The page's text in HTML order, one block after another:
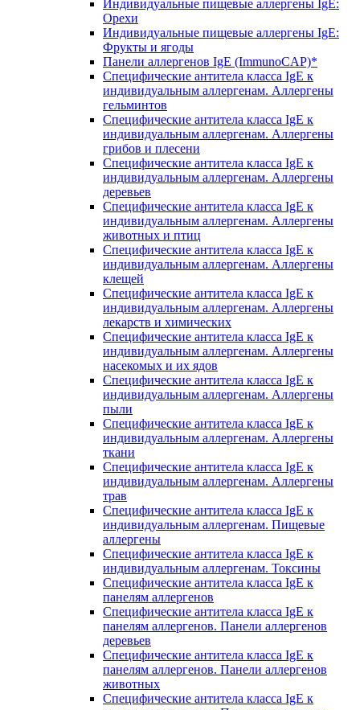
Индивидуальные пищевые аллергены IgE:
Орехи
Индивидуальные пищевые аллергены IgE:
Фрукты и ягоды
Панели аллергенов IgE (ImmunoCAP)*
Специфические антитела класса IgE к
индивидуальным аллергенам. Аллергены
гельминтов
Специфические антитела класса IgE к
индивидуальным аллергенам. Аллергены
грибов и плесени
Специфические антитела класса IgE к
индивидуальным аллергенам. Аллергены
деревьев
Специфические антитела класса IgE к
индивидуальным аллергенам. Аллергены
животных и птиц
Специфические антитела класса IgE к
индивидуальным аллергенам. Аллергены
клещей
Специфические антитела класса IgE к
индивидуальным аллергенам. Аллергены
лекарств и химических
Специфические антитела класса IgE к
индивидуальным аллергенам. Аллергены
насекомых и их ядов
Специфические антитела класса IgE к
индивидуальным аллергенам. Аллергены
пыли
Специфические антитела класса IgE к
индивидуальным аллергенам. Аллергены
ткани
Специфические антитела класса IgE к
индивидуальным аллергенам. Аллергены
трав
Специфические антитела класса IgE к
индивидуальным аллергенам. Пищевые
аллергены
Специфические антитела класса IgE к
индивидуальным аллергенам. Токсины
Специфические антитела класса IgE к
панелям аллергенов
Специфические антитела класса IgE к
панелям аллергенов. Панели аллергенов
деревьев
Специфические антитела класса IgE к
панелям аллергенов. Панели аллергенов
животных
Специфические антитела класса IgE к